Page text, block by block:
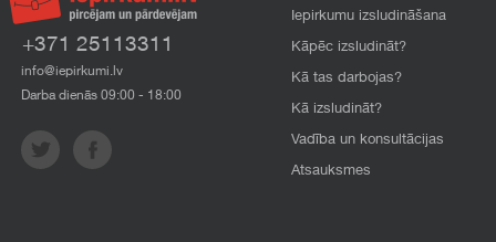
+371 25113311
info@iepirkumi.lv
Darba dienās 09:00 - 18:00
Iepirkumu izsludināšana
Kāpēc izsludināt?
Kā tas darbojas?
Kā izsludināt?
Vadība un konsultācijas
Atsauksmes